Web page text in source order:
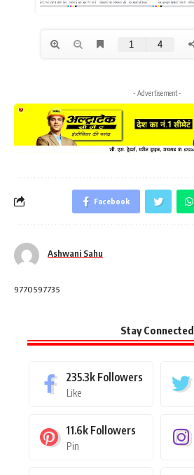
- Advertisement -
Facebook
Ashwani Sahu
9770597735
Stay Connected
235.3k Followers
Like
11.6k Followers
Pin